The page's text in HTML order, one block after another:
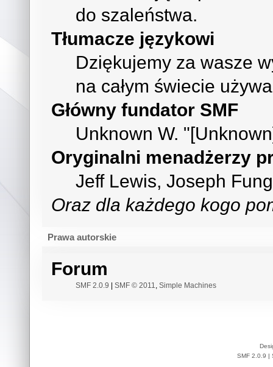
do szaleństwa.
Tłumacze językowi
Dziękujemy za wasze
na całym świecie
Główny fundator SMF
Unknown W.
Oryginalni menadżerzy
Jeff Lewis, Joseph
Oraz dla każdego kogo
Prawa autorskie
Forum
SMF 2.0.9 SMF © 2011, Simple Machines
SMF 2.0.9 |